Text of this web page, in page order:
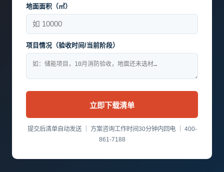
地面面积（㎡）
项目情况（验收时间/当前阶段）
立即下载清单
提交后清单自动发送 ｜ 方案咨询工作时间30分钟内回电 ｜ 400-
861-7188